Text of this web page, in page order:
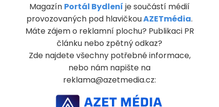
Magazín Portál Bydlení je součástí médií
provozovaných pod hlavičkouAZETmédia.
Máte zájem o reklamní plochu? Publikaci PR
článku nebo zpětný odkaz?
Zde najdete všechny potřebné informace,
nebo nám napište na
reklama@azetmedia.cz: